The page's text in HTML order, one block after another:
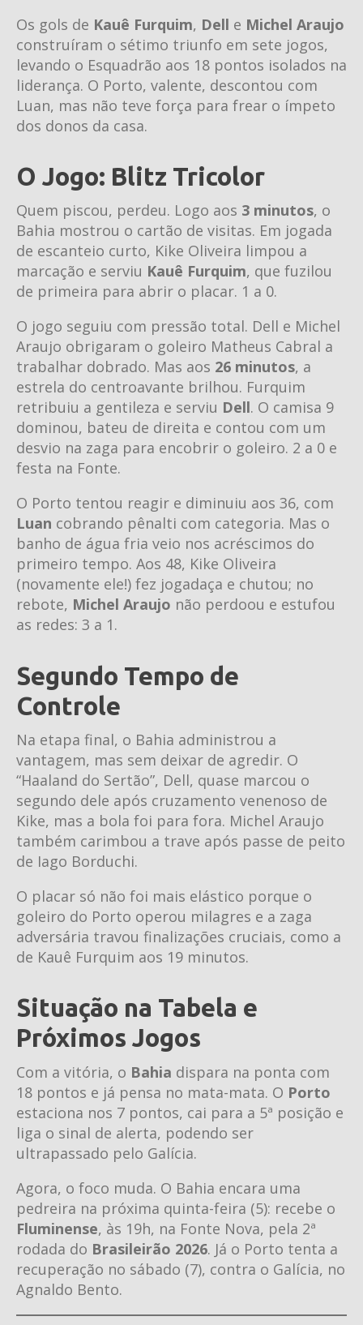
Os gols de Kauê Furquim, Dell e Michel Araujo
construíram o sétimo triunfo em sete jogos,
levando o Esquadrão aos 18 pontos isolados na
liderança. O Porto, valente, descontou com
Luan, mas não teve força para frear o ímpeto
dos donos da casa.
O Jogo: Blitz Tricolor
Quem piscou, perdeu. Logo aos 3 minutos, o
Bahia mostrou o cartão de visitas. Em jogada
de escanteio curto, Kike Oliveira limpou a
marcação e serviu Kauê Furquim, que fuzilou
de primeira para abrir o placar. 1 a 0.
O jogo seguiu com pressão total. Dell e Michel
Araujo obrigaram o goleiro Matheus Cabral a
trabalhar dobrado. Mas aos 26 minutos, a
estrela do centroavante brilhou. Furquim
retribuiu a gentileza e serviu Dell. O camisa 9
dominou, bateu de direita e contou com um
desvio na zaga para encobrir o goleiro. 2 a 0 e
festa na Fonte.
O Porto tentou reagir e diminuiu aos 36, com
Luan cobrando pênalti com categoria. Mas o
banho de água fria veio nos acréscimos do
primeiro tempo. Aos 48, Kike Oliveira
(novamente ele!) fez jogadaça e chutou; no
rebote, Michel Araujo não perdoou e estufou
as redes: 3 a 1.
Segundo Tempo de
Controle
Na etapa final, o Bahia administrou a
vantagem, mas sem deixar de agredir. O
“Haaland do Sertão”, Dell, quase marcou o
segundo dele após cruzamento venenoso de
Kike, mas a bola foi para fora. Michel Araujo
também carimbou a trave após passe de peito
de Iago Borduchi.
O placar só não foi mais elástico porque o
goleiro do Porto operou milagres e a zaga
adversária travou finalizações cruciais, como a
de Kauê Furquim aos 19 minutos.
Situação na Tabela e
Próximos Jogos
Com a vitória, o Bahia dispara na ponta com
18 pontos e já pensa no mata-mata. O Porto
estaciona nos 7 pontos, cai para a 5ª posição e
liga o sinal de alerta, podendo ser
ultrapassado pelo Galícia.
Agora, o foco muda. O Bahia encara uma
pedreira na próxima quinta-feira (5): recebe o
Fluminense, às 19h, na Fonte Nova, pela 2ª
rodada do Brasileirão 2026. Já o Porto tenta a
recuperação no sábado (7), contra o Galícia, no
Agnaldo Bento.